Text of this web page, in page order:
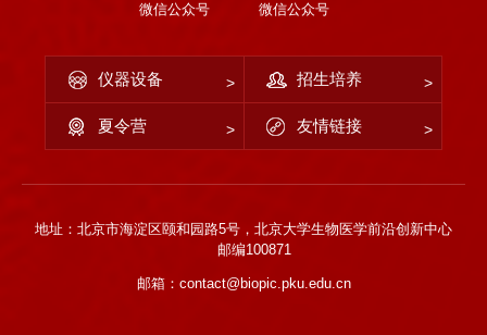
微信公众号
微信公众号
仪器设备 招生培养
夏令营 友情链接
地址：北京市海淀区颐和园路5号，北京大学生物医学前沿创新中心
邮编100871
邮箱：contact@biopic.pku.edu.cn